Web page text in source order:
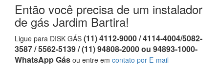
Então você precisa de um instalador
de gás Jardim Bartira!
Ligue para DISK GÁS (11) 4112-9000 / 4114-4004/5082-
3587 / 5562-5139 / (11) 94808-2000 ou 94893-1000-
WhatsApp Gás ou entre em contato por E-mail